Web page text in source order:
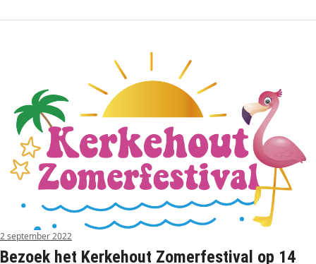
2 september 2022
Bezoek het Kerkehout Zomerfestival op 14